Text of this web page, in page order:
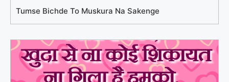
Tumse Bichde To Muskura Na Sakenge